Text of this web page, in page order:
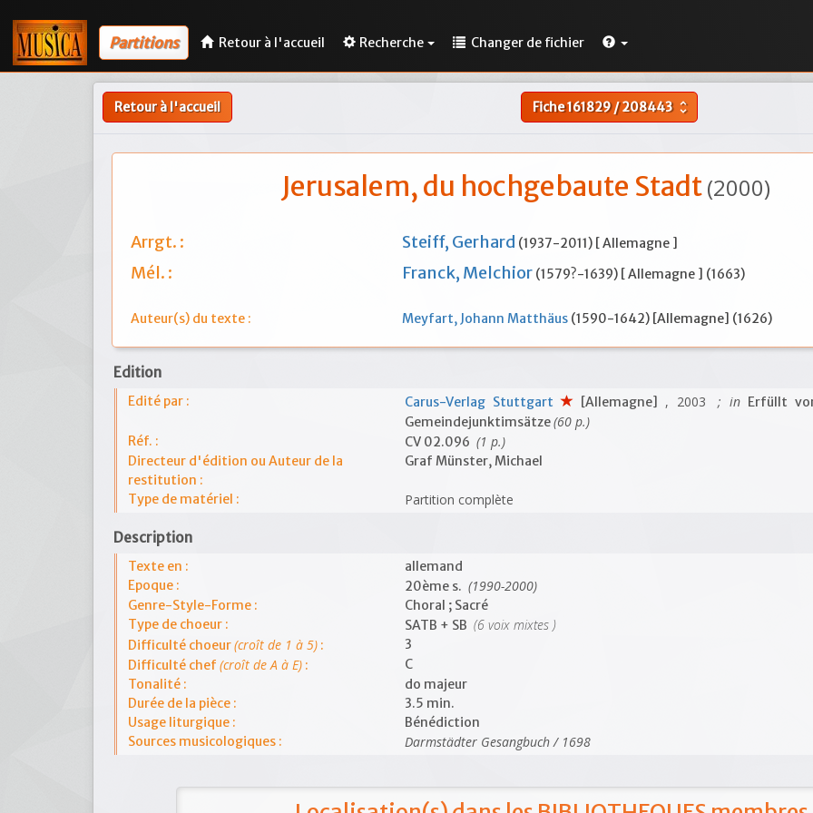
Partitions Retour à l'accueil Recherche Changer de fichier
Retour à l'accueil Fiche161829/208443 unfold_more
Jerusalem, du hochgebaute Stadt(2000)
Arrgt. : Steiff, Gerhard (1937-2011) [ Allemagne ]
Mél. : Franck, Melchior (1579?-1639) [ Allemagne ] (1663)
Auteur(s) du texte : Meyfart, Johann Matthäus (1590-1642) [Allemagne] (1626)
Edition
Edité par : Carus-Verlag Stuttgart [Allemagne] , 2003 ; inErfüllt
Gemeindejunktimsätze(60 p.)
Réf. : CV 02.096 (1 p.)
Directeur d'édition ou Auteur de la
restitution :
Graf Münster, Michael
Type de matériel : Partition complète
Description
Texte en :
allemand
Epoque :
20ème s. (1990-2000)
Genre-Style-Forme :
Choral ; Sacré
Type de choeur :
SATB + SB (6 voix mixtes )
Difficulté choeur(croît de 1 à 5) :
3
Difficulté chef (croît de A à E) :
C
Tonalité :
do majeur
Durée de la pièce :
3.5 min.
Usage liturgique :
Bénédiction
Sources musicologiques :
Darmstädter Gesangbuch / 1698